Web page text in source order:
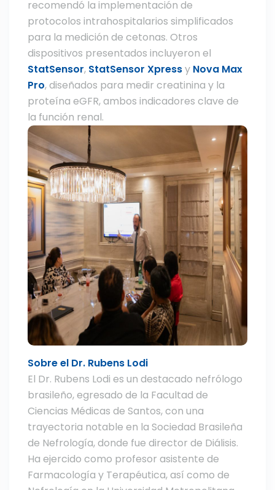
recomendó la implementación de
protocolos intrahospitalarios simplificados
para la medición de cetonas. Otros
dispositivos presentados incluyeron el
StatSensor, StatSensor Xpressy Nova Max
Pro, diseñados para medir creatinina y la
proteína eGFR, ambos indicadores clave de
la función renal.
Sobre el Dr. Rubens Lodi
El Dr. Rubens Lodi es un destacado nefrólogo
brasileño, egresado de la Facultad de
Ciencias Médicas de Santos, con una
trayectoria notable en la Sociedad Brasileña
de Nefrología, donde fue director de Diálisis.
Ha ejercido como profesor asistente de
Farmacología y Terapéutica, así como de